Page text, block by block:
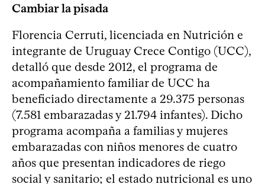
Cambiar la pisada
Florencia Cerruti, licenciada en Nutrición e
integrante de Uruguay Crece Contigo (UCC),
detalló que desde 2012, el programa de
acompañamiento familiar de UCC ha
beneficiado directamente a 29.375 personas
(7.581 embarazadas y 21.794 infantes). Dicho
programa acompaña a familias y mujeres
embarazadas con niños menores de cuatro
años que presentan indicadores de riego
social y sanitario; el estado nutricional es uno